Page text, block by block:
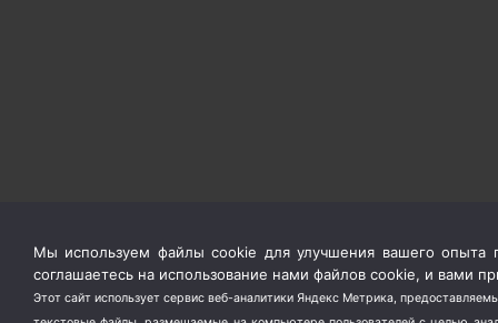
Мы используем файлы cookie для улучшения вашего опыта
соглашаетесь на использование нами файлов cookie, и вами
Этот сайт использует сервис веб-аналитики Яндекс Метрика,